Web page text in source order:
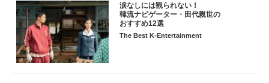
涙なしには観られない！
韓流ナビゲーター・田代親世の
おすすめ12選
The Best K-Entertainment